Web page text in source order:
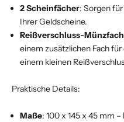
2 Scheinfächer: Sorgen
Ihrer Geldscheine.
Reißverschluss-Münzfach
einem zusätzlichen Fach
einem kleinen
Praktische Details:
Maße: 100 x 145 x 45 mm